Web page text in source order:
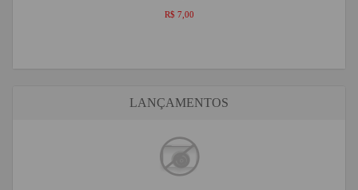
R$ 7,00
LANÇAMENTOS